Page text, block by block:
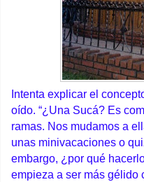
Intenta explicar el
oído. “¿Una Sucá? Es
ramas. Nos mudamos a
unas minivacaciones o
embargo, ¿por qué
empieza a ser más gélido